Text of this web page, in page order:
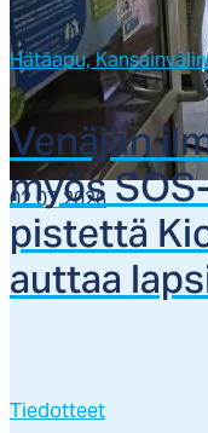
02.07.2026
Hätäapu,
Ve­nä­jän
myös
pis­tet­tä
aut­taa
Tiedotteet